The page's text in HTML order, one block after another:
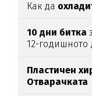
Как да
10 дни битка
12-годишното
Пластичен
Отварачката